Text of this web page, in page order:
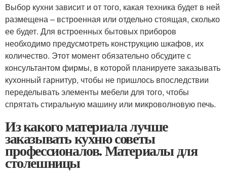
Выбор кухни зависит и от того, какая техника будет в ней
размещена – встроенная или отдельно стоящая, сколько
ее будет. Для встроенных бытовых приборов
необходимо предусмотреть конструкцию шкафов, их
количество. Этот момент обязательно обсудите с
консультантом фирмы, в которой планируете заказывать
кухонный гарнитур, чтобы не пришлось впоследствии
переделывать элементы мебели для того, чтобы
спрятать стиральную машину или микроволновую печь.
Из какого материала лучше
заказывать кухню советы
профессионалов. Материалы для
столешницы